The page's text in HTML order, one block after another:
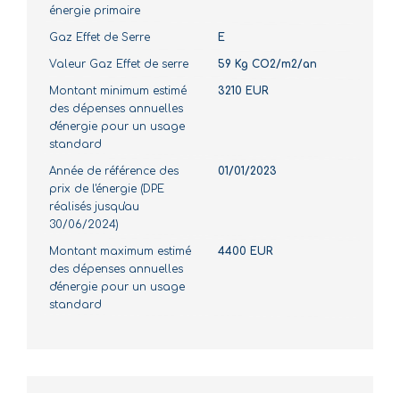
énergie primaire
Gaz Effet de Serre E
Valeur Gaz Effet de serre 59 Kg CO2/m2/an
Montant minimum estimé
des dépenses annuelles
d'énergie pour un usage
standard
3210 EUR
Année de référence des
prix de l'énergie (DPE
réalisés jusqu'au
30/06/2024)
01/01/2023
Montant maximum estimé
des dépenses annuelles
d'énergie pour un usage
standard
4400 EUR